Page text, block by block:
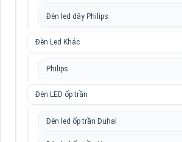
Đèn led dây Philips
Đèn Led Khác
Philips
Đèn LED ốp trần
Đèn led ốp trần Duhal